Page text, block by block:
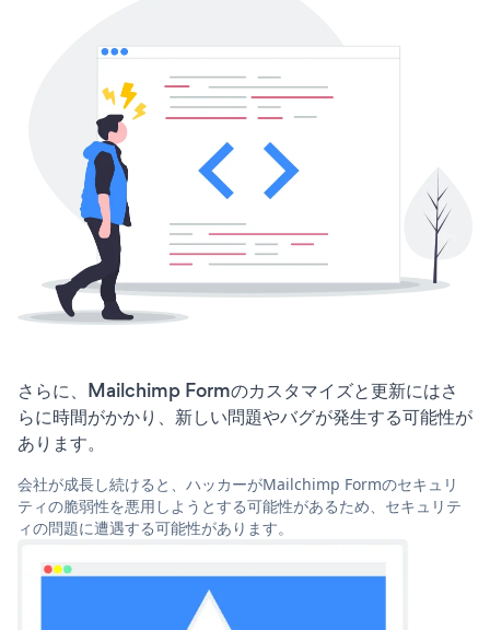
さらに、Mailchimp Formのカスタマイズと更新にはさ
らに時間がかかり、新しい問題やバグが発生する可能性が
あります。
会社が成長し続けると、ハッカーがMailchimp Formのセキュリ
ティの脆弱性を悪用しようとする可能性があるため、セキュリテ
ィの問題に遭遇する可能性があります。